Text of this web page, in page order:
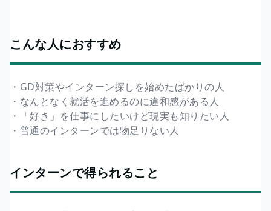
こんな人におすすめ
・GD対策やインターン探しを始めたばかりの人
・なんとなく就活を進めるのに違和感がある人
・「好き」を仕事にしたいけど現実も知りたい人
・普通のインターンでは物足りない人
インターンで得られること